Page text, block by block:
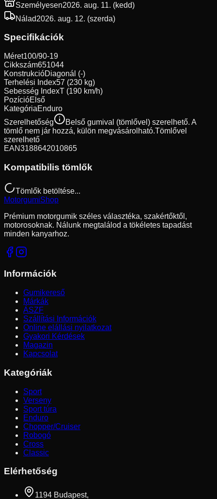
Személyesen2026. aug. 11. (kedd)
Nálad2026. aug. 12. (szerda)
Specifikációk
Méret100/90-19
Cikkszám651044
KonstrukcióDiagonál (-)
Terhelési Index57 (230 kg)
Sebesség IndexT (190 km/h)
PozícióElső
KategóriaEnduro
Szerelhetőség
Belső gumival (tömlővel) szerelhető. A
tömlő nem jár hozzá, külön megvásárolható.Tömlővel
szerelhető
EAN3188642010865
Kompatibilis tömlők
Tömlők betöltése...
MotorgumiShop
Prémium motorgumik széles választéka, szakértőktől,
motorosoknak. Nálunk megtalálod a tökéletes tapadást
minden kanyarhoz.
Információk
Gumikereső
Márkák
ÁSZF
Szállítási Információk
Online elállási nyilatkozat
Gyakori Kérdések
Magazin
Kapcsolat
Kategóriák
Sport
Verseny
Sport túra
Enduro
Chopper/Cruiser
Robogó
Cross
Classic
Elérhetőség
1194 Budapest,